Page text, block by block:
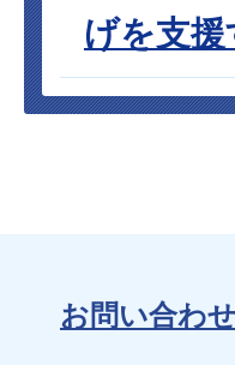
げを支
お問い合わせ